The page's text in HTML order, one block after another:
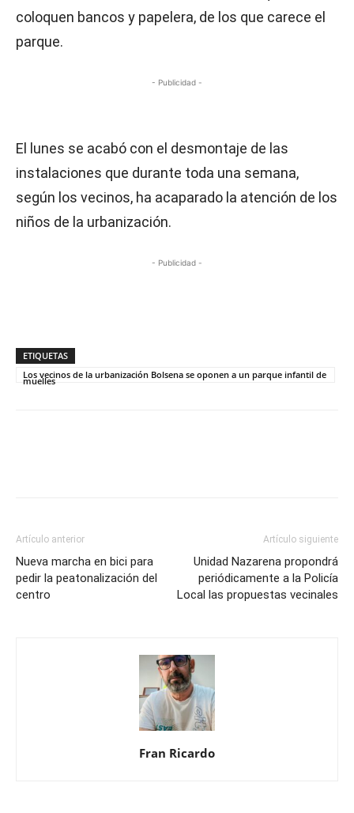
coloquen bancos y papelera, de los que carece el
parque.
- Publicidad -
El lunes se acabó con el desmontaje de las
instalaciones que durante toda una semana,
según los vecinos, ha acaparado la atención de los
niños de la urbanización.
- Publicidad -
ETIQUETAS
Los vecinos de la urbanización Bolsena se oponen a un parque infantil de
muelles
Artículo anterior
Nueva marcha en bici para
pedir la peatonalización del
centro
Artículo siguiente
Unidad Nazarena propondrá
periódicamente a la Policía
Local las propuestas vecinales
Fran Ricardo